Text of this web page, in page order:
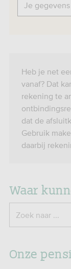
Je
Heb je net
vanaf? Dat
rekening te
dat de
Gebruik
daarbij
Waar
Zoek naar ...
Onze